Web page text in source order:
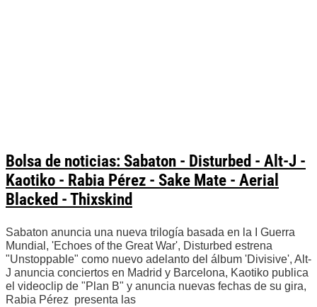
Bolsa de noticias: Sabaton - Disturbed - Alt-J -
Kaotiko - Rabia Pérez - Sake Mate - Aerial
Blacked - Thixskind
Sabaton anuncia una nueva trilogía basada en la I Guerra
Mundial, 'Echoes of the Great War', Disturbed estrena
"Unstoppable" como nuevo adelanto del álbum 'Divisive', Alt-
J anuncia conciertos en Madrid y Barcelona, Kaotiko publica
el videoclip de "Plan B" y anuncia nuevas fechas de su gira,
Rabia Pérez presenta las